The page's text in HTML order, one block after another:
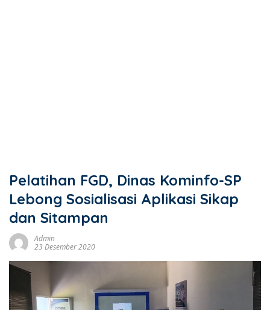
Pelatihan FGD, Dinas Kominfo-SP
Lebong Sosialisasi Aplikasi Sikap
dan Sitampan
Admin
23 Desember 2020